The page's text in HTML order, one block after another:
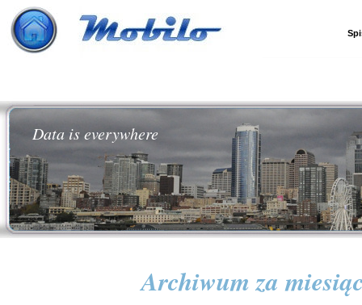
Data is everywhere
Archiwum za